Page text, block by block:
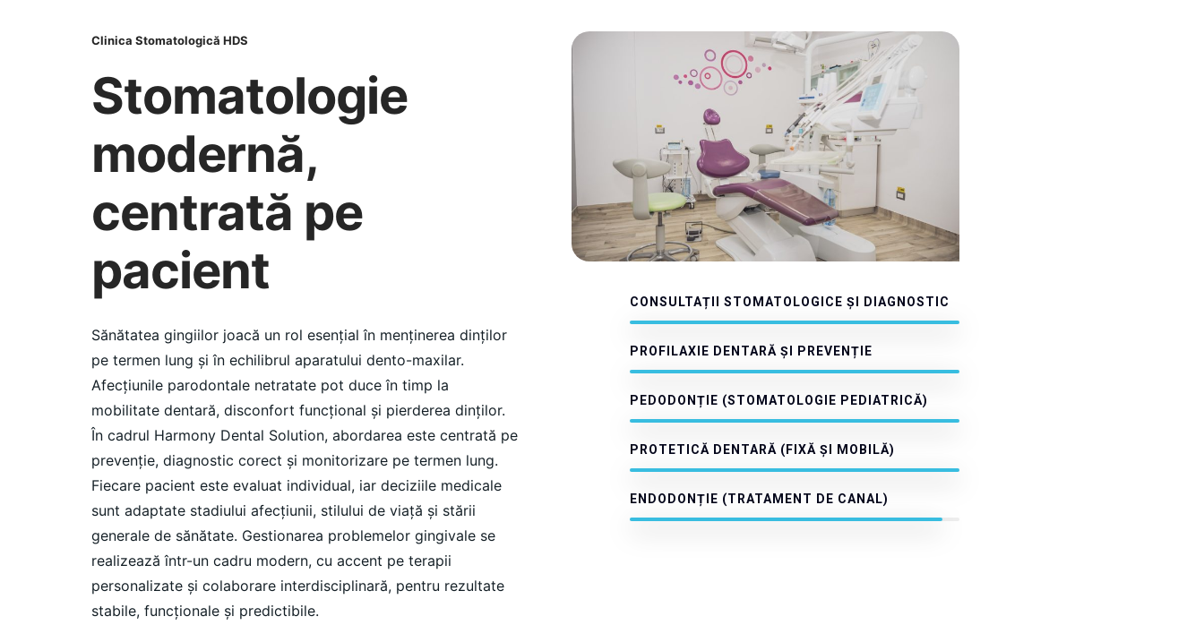
Clinica Stomatologică HDS
Stomatologie
modernă,
centrată pe
pacient
Sănătatea gingiilor joacă un rol esențial în menținerea dinților
pe termen lung și în echilibrul aparatului dento-maxilar.
Afecțiunile parodontale netratate pot duce în timp la
mobilitate dentară, disconfort funcțional și pierderea dinților.
În cadrul Harmony Dental Solution, abordarea este centrată pe
prevenție, diagnostic corect și monitorizare pe termen lung.
Fiecare pacient este evaluat individual, iar deciziile medicale
sunt adaptate stadiului afecțiunii, stilului de viață și stării
generale de sănătate. Gestionarea problemelor gingivale se
realizează într-un cadru modern, cu accent pe terapii
personalizate și colaborare interdisciplinară, pentru rezultate
stabile, funcționale și predictibile.
CONSULTAȚII STOMATOLOGICE ȘI DIAGNOSTIC
PROFILAXIE DENTARĂ ȘI PREVENȚIE
PEDODONȚIE (STOMATOLOGIE PEDIATRICĂ)
PROTETICĂ DENTARĂ (FIXĂ ȘI MOBILĂ)
ENDODONȚIE (TRATAMENT DE CANAL)